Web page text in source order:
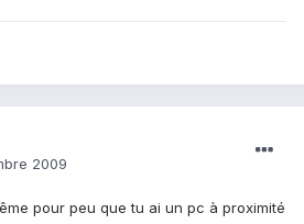
2009
pour peu que tu ai un pc à proximité